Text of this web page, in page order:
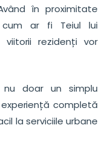
în proximitate
cum ar fi Teiul lui
viitorii rezidenți vor
doar un simplu
completă
la serviciile urbane